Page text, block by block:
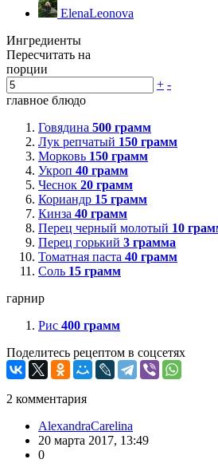
ElenaLeonova
Ингредиенты
Пересчитать на
порции
+ -
главное блюдо
Говядина 500 грамм
Лук репчатый 150 грамм
Морковь 150 грамм
Укроп 40 грамм
Чеснок 20 грамм
Кориандр 15 грамм
Кинза 40 грамм
Перец черный молотый 10
Перец горький 3 грамма
Томатная паста 40 грамм
Соль 15 грамм
гарнир
Рис 400 грамм
Поделитесь рецептом в соцсетях
2 комментария
AlexandraCarelina
20 марта 2017, 13:49
0